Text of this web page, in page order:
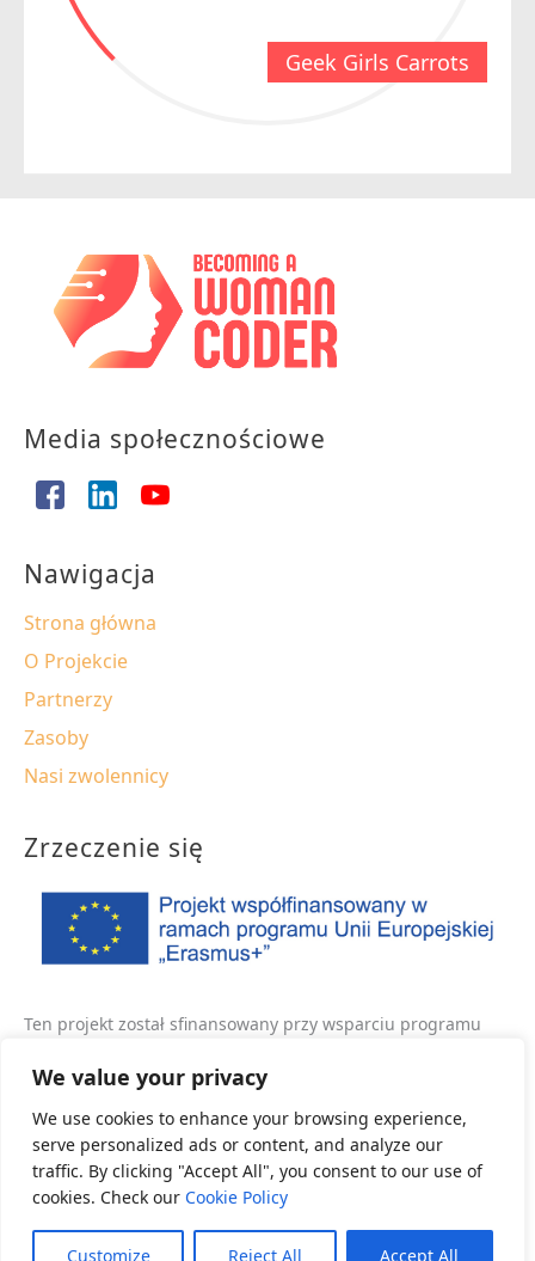
We value your privacy
We use cookies to enhance your browsing experience,
serve personalized ads or content, and analyze our
traffic. By clicking "Accept All", you consent to our use of
cookies. Check our Cookie Policy
Customize Reject All Accept All
Geek Girls Carrots
Media społecznościowe
Nawigacja
Strona główna
O Projekcie
Partnerzy
Zasoby
Nasi zwolennicy
Zrzeczenie się
Ten projekt został sfinansowany przy wsparciu programu
odzwierciedla wyłącznie poglądy autora i Komisja nie ponosi
w niej informacji.
Numer Projektu: 2020-1-FR01-KA202-080582